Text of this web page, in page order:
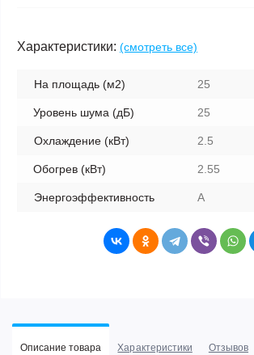
Характеристики: (смотреть все)
На площадь (м2) 25
Уровень шума (дБ) 25
Охлаждение (кВт) 2.5
Обогрев (кВт) 2.55
Энергоэффективность A
Описание товара Характеристики Отзывов